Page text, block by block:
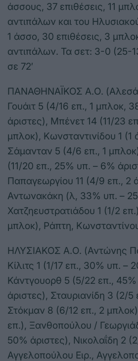
άσσους, 37 επιθέσεις, 11
αντιπάλων και του
1 άσσο, 30 επιθέσεις, 3
αντιπάλων. Τα σετ: 3-0 (25-
σε 72′
ΠΑΝΑΘΗΝΑΪΚΟΣ Α.Ο.
Γουάιτ 5 (4/16 επ., 1 μπλοκ,
άριστες), Μπένετ 14 (11/23
μπλοκ), Κωνσταντινίδου 1 (1
Σάμανταν 5 (4/6 επ., 1
(11/20 επ., 25% υπ. – 6%
Παπαγεωργίου 11 (4/9 επ., 2
Αντωνακάκη (λ, 33% υπ. –
Χατζηευστρατιάδου 1 (1/2
μπλοκ), Ράπτη,
ΗΛΥΣΙΑΚΟΣ Α.Ο. (Αντώνης
Κίλιτς 1 (1/17 επ., 30% υπ. –
Κάντγουορθ 5 (5/22 επ., 45%
άριστες), Σταυριανίδη 3 (2/5
Στόκμαν 8 (6/12 επ., 2
επ.), Ξανθοπούλου /
50% άριστες), Νικολαΐδη 2
Αγγελοπούλου Ειρ.,